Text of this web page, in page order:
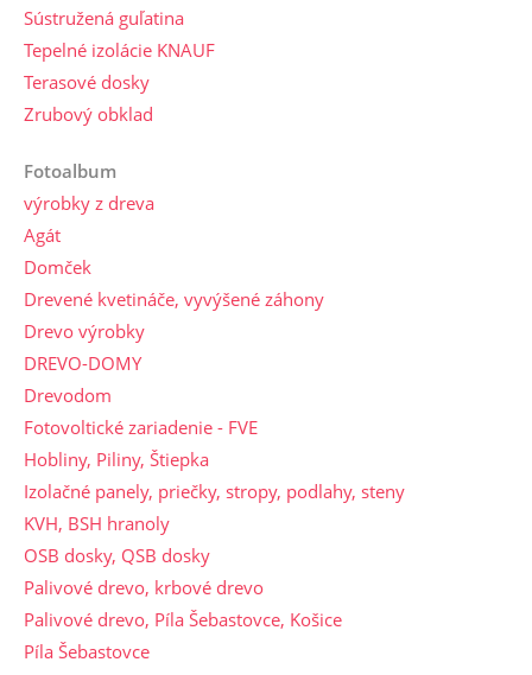
Sústružená guľatina
Tepelné izolácie KNAUF
Terasové dosky
Zrubový obklad
Fotoalbum
výrobky z dreva
Agát
Domček
Drevené kvetináče, vyvýšené záhony
Drevo výrobky
DREVO-DOMY
Drevodom
Fotovoltické zariadenie - FVE
Hobliny, Piliny, Štiepka
Izolačné panely, priečky, stropy, podlahy, steny
KVH, BSH hranoly
OSB dosky, QSB dosky
Palivové drevo, krbové drevo
Palivové drevo, Píla Šebastovce, Košice
Píla Šebastovce